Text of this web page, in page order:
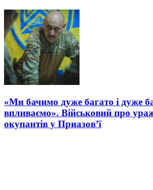
«Ми бачимо дуже багато і дуже
впливаємо». Військовий про
окупантів у Приазов’ї